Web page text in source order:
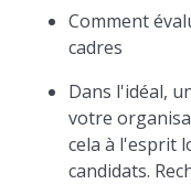
Comment
cadres
Dans l'idéal,
votre
cela à l'esprit
candidats.